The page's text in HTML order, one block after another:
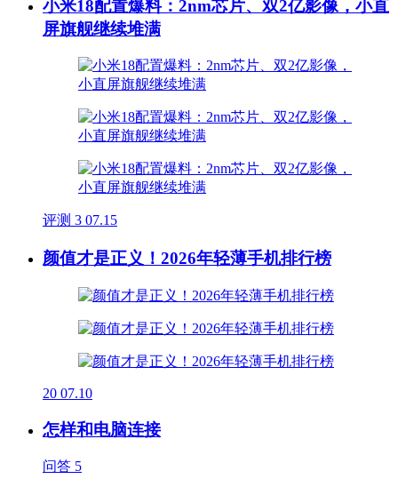
小米18配置爆料：2nm芯片、双2亿影像，小直
屏旗舰继续堆满
评测 3 07.15
颜值才是正义！2026年轻薄手机排行榜
20 07.10
怎样和电脑连接
问答 5